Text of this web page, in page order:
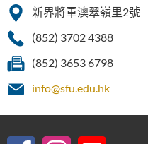
新界將軍澳翠嶺里2號
(852) 3702 4388
(852) 3653 6798
info@sfu.edu.hk